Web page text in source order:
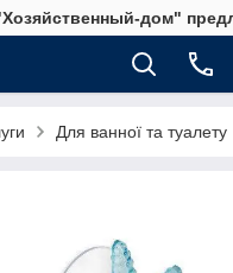
дом"
Для ванної та туалету